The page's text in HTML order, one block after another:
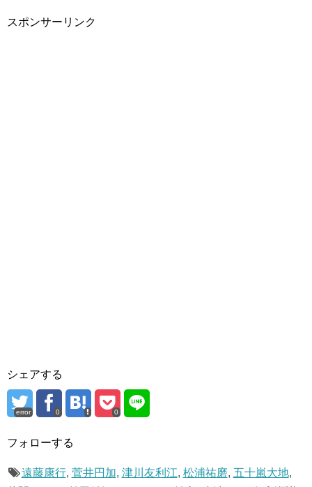
スポンサーリンク
シェアする
error 0 0
フォローする
遠藤康行, 菅井円加, 津川友利江, 松浦祐磨, 五十嵐大地,